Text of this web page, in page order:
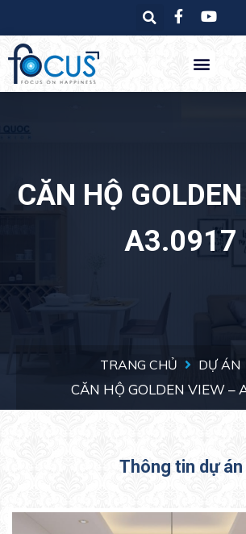
CĂN HỘ
A3.0917
TRANG CHỦ DỰ ÁN
CĂN HỘ GOLDEN VIEW –
Thông tin dự án